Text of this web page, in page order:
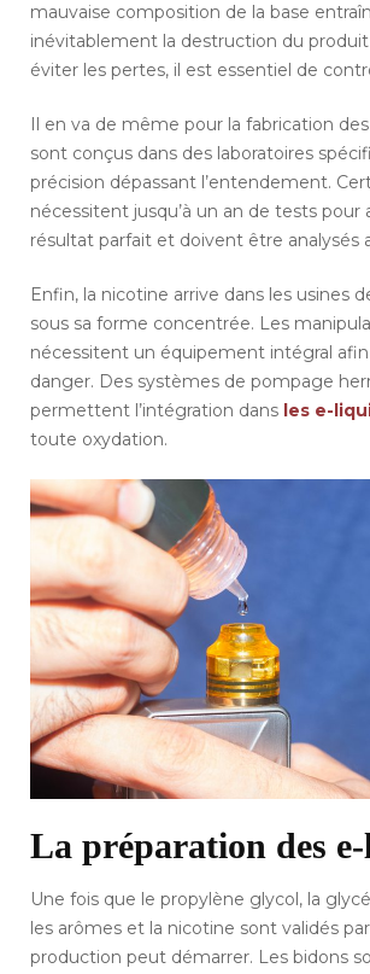
mauvaise composition de la base
inévitablement la destruction du
éviter les pertes, il est essentiel de
Il en va de même pour la fabrication
sont conçus dans des laboratoires
précision dépassant l’entendement.
nécessitent jusqu’à un an de tests pour
résultat parfait et doivent être analysés
Enfin, la nicotine arrive dans les usines
sous sa forme concentrée. Les
nécessitent un équipement intégral
danger. Des systèmes de pompage
permettent l’intégration dans les e-
toute oxydation.
La préparation des
Une fois que le propylène glycol, la
les arômes et la nicotine sont validés
production peut démarrer. Les bidons